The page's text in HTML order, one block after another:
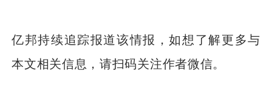
亿邦持续追踪报道该情报，如想了解更多与
本文相关信息，请扫码关注作者微信。